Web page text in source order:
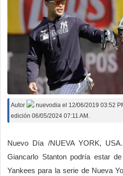
Autor nuevodia el 12/06/2019 03:52
edición 06/05/2024 07:11 AM.
Nuevo Día /NUEVA YORK,
Giancarlo Stanton podría estar
Yankees para la serie de Nueva